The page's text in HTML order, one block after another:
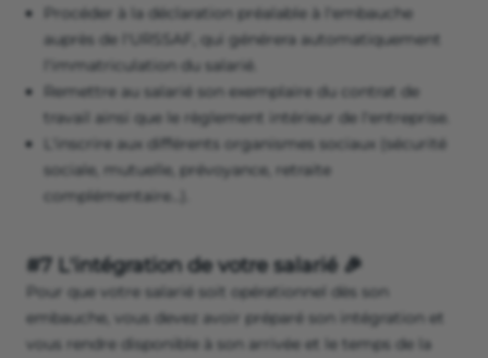
Procéder à la déclaration préalable à l'embauche
auprès de l'URSSAF, qui générera automatiquement
l'immatriculation du salarié.
Remettre au salarié son exemplaire du contrat de
travail ainsi que le règlement intérieur de l'entreprise.
L'inscrire aux différents organismes sociaux (sécurité
sociale, mutuelle, prévoyance, retraite
complémentaire...).
#7 L'intégration de votre salarié 🎉
Pour que votre salarié soit opérationnel dès son
embauche, vous devez avoir préparé son intégration et
vous rendre disponible à son arrivée et le temps de la